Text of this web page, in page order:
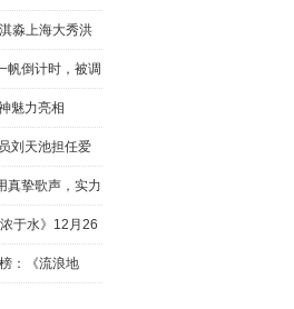
淼上海大秀洪
帆倒计时，被调
魅力亮相
刘天池担任爱
真挚歌声，实力
于水》12月26
：《流浪地